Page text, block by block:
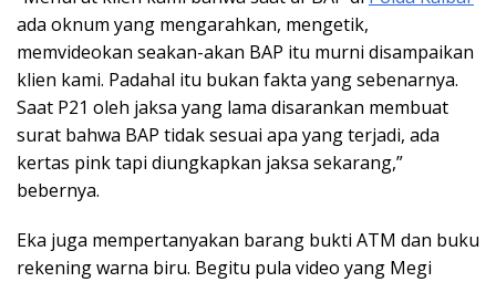
ada oknum yang mengarahkan, mengetik,
memvideokan seakan-akan BAP itu murni disampaikan
klien kami. Padahal itu bukan fakta yang sebenarnya.
Saat P21 oleh jaksa yang lama disarankan membuat
surat bahwa BAP tidak sesuai apa yang terjadi, ada
kertas pink tapi diungkapkan jaksa sekarang,”
bebernya.
Eka juga mempertanyakan barang bukti ATM dan buku
rekening warna biru. Begitu pula video yang Megi